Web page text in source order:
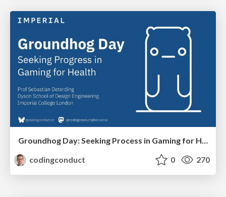
Groundhog Day: Seeking Process in Gaming for Health
codingconduct
0 270